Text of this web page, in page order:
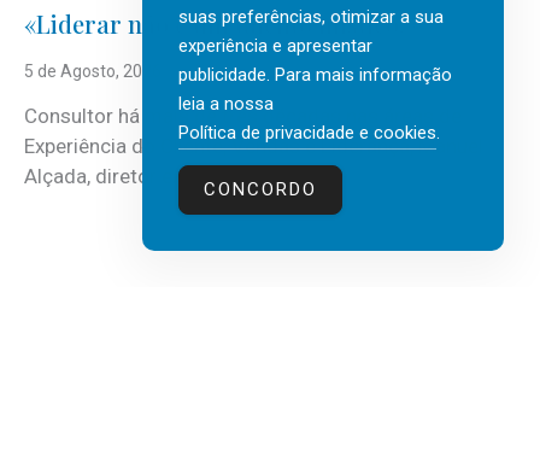
«Liderar não é um talento místico.»
5 de Agosto, 2026
Consultor há mais de três décadas nas áreas de
Experiência do Cliente, Vendas e Liderança, Manuel
Alçada, diretor executivo da...
suas preferências, otimizar a sua
experiência e apresentar
publicidade. Para mais informação
leia a nossa
Política de privacidade e cookies.
CONCORDO